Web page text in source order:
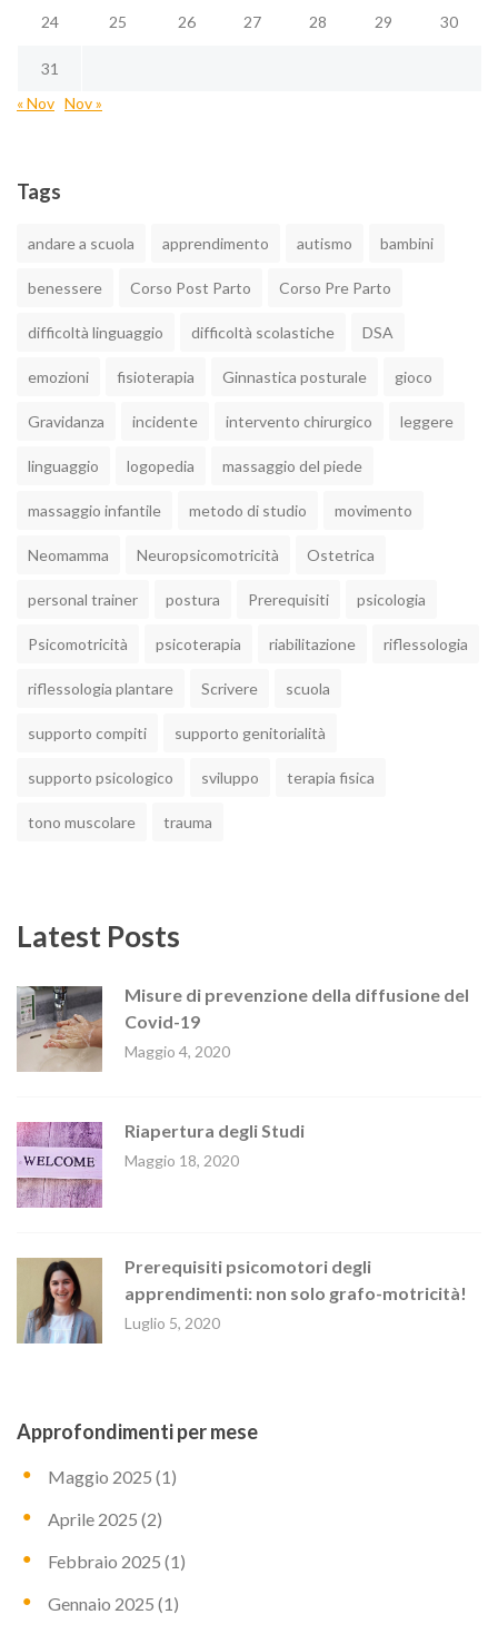
24 25 26 27 28 29 30
31
« Nov Nov »
Tags
andare a scuola apprendimento autismo bambini
benessere Corso Post Parto Corso Pre Parto
difficoltà linguaggio difficoltà scolastiche DSA
emozioni fisioterapia Ginnastica posturale gioco
Gravidanza incidente intervento chirurgico leggere
linguaggio logopedia massaggio del piede
massaggio infantile metodo di studio movimento
Neomamma Neuropsicomotricità Ostetrica
personal trainer postura Prerequisiti psicologia
Psicomotricità psicoterapia riabilitazione riflessologia
riflessologia plantare Scrivere scuola
supporto compiti supporto genitorialità
supporto psicologico sviluppo terapia fisica
tono muscolare trauma
Latest Posts
Misure di prevenzione della diffusione del
Covid-19
Maggio 4, 2020
Riapertura degli Studi
Maggio 18, 2020
Prerequisiti psicomotori degli
apprendimenti: non solo grafo-motricità!
Luglio 5, 2020
Approfondimenti per mese
Maggio 2025 (1)
Aprile 2025 (2)
Febbraio 2025 (1)
Gennaio 2025 (1)